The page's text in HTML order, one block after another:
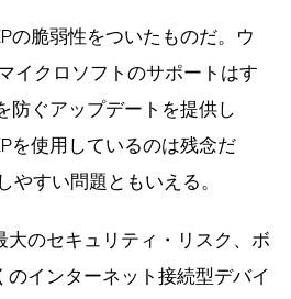
の脆弱性をついたものだ。ウ
イクロソフトのサポートはす
防ぐアップデートを提供し
を使用しているのは残念だ
やすい問題ともいえる。
のセキュリティ・リスク、ボ
インターネット接続型デバイ